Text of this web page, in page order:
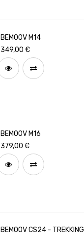
BEMOOV M14
349,00 €
BEMOOV M16
379,00 €
BEMOOV CS24 - TREKKING